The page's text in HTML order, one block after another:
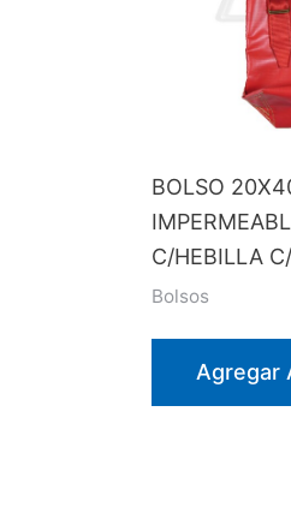
BOLSO
C/HEBILLA
Bolsos
Agregar